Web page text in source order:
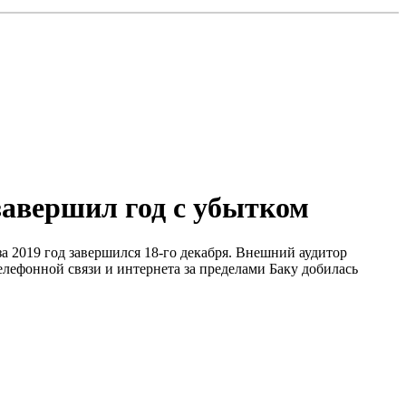
год с убытком
год завершился 18-го декабря. Внешний аудитор
связи и интернета за пределами Баку добилась